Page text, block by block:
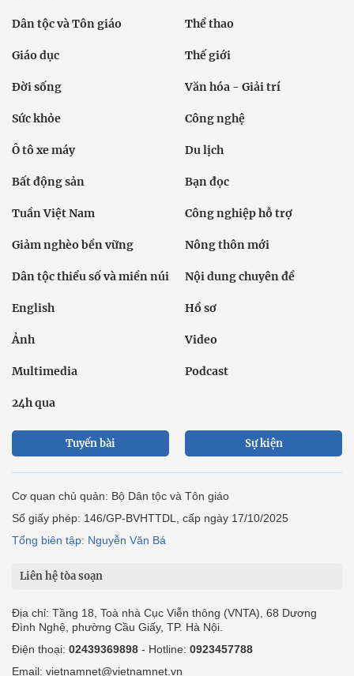
Dân tộc và Tôn giáo Thể thao
Giáo dục Thế giới
Đời sống Văn hóa - Giải trí
Sức khỏe Công nghệ
Ô tô xe máy Du lịch
Bất động sản Bạn đọc
Tuần Việt Nam Công nghiệp hỗ trợ
Giảm nghèo bền vững Nông thôn mới
Dân tộc thiểu số và miền núi Nội dung chuyên đề
English Hồ sơ
Ảnh Video
Multimedia Podcast
24h qua
Tuyến bài Sự kiện
Cơ quan chủ quản: Bộ Dân tộc và Tôn giáo
Số giấy phép: 146/GP-BVHTTDL, cấp ngày 17/10/2025
Tổng biên tập: Nguyễn Văn Bá
Liên hệ tòa soạn
Địa chỉ: Tầng 18, Toà nhà Cục Viễn thông (VNTA), 68 Dương
Đình Nghệ, phường Cầu Giấy, TP. Hà Nội.
Điện thoại: 02439369898 - Hotline: 0923457788
Email: vietnamnet@vietnamnet.vn